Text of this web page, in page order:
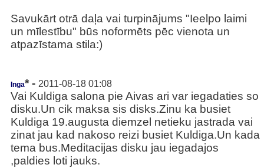
Savukārt otrā daļa vai turpinājums "Ieelpo laimi
un mīlestību" būs noformēts pēc vienota un
atpazīstama stila:)
Inga* - 2011-08-18 01:08
Vai Kuldiga salona pie Aivas ari var iegadaties so
disku.Un cik maksa sis disks.Zinu ka busiet
Kuldiga 19.augusta diemzel netieku jastrada vai
zinat jau kad nakoso reizi busiet Kuldiga.Un kada
tema bus.Meditacijas disku jau iegadajos
,paldies loti jauks.